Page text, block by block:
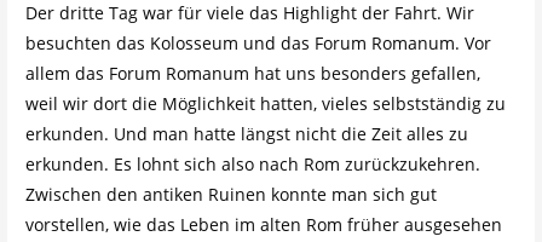
Der dritte Tag war für viele das Highlight der Fahrt. Wir
besuchten das Kolosseum und das Forum Romanum. Vor
allem das Forum Romanum hat uns besonders gefallen,
weil wir dort die Möglichkeit hatten, vieles selbstständig zu
erkunden. Und man hatte längst nicht die Zeit alles zu
erkunden. Es lohnt sich also nach Rom zurückzukehren.
Zwischen den antiken Ruinen konnte man sich gut
vorstellen, wie das Leben im alten Rom früher ausgesehen